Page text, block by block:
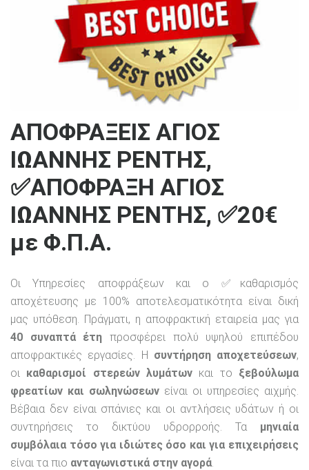
ΑΠΟΦΡΑΞΕΙΣ ΑΓΙΟΣ
ΙΩΑΝΝΗΣ ΡΕΝΤΗΣ,
✅ΑΠΟΦΡΑΞΗ ΑΓΙΟΣ
ΙΩΑΝΝΗΣ ΡΕΝΤΗΣ, ✅20€
με Φ.Π.Α.
Οι Υπηρεσίες αποφράξεων και ο ✅καθαρισμός
αποχέτευσης με 100% αποτελεσματικότητα είναι δική
μας υπόθεση. Πράγματι, η αποφρακτική εταιρεία μας για
40 συναπτά έτη προσφέρει πολύ υψηλού επιπέδου
αποφρακτικές εργασίες. Η συντήρηση αποχετεύσεων,
οι καθαρισμοί στερεών λυμάτων και το ξεβούλωμα
φρεατίων και σωληνώσεων είναι οι υπηρεσίες αιχμής.
Βέβαια δεν είναι σπάνιες και οι αντλήσεις υδάτων ή οι
συντηρήσεις το δικτύου υδρορροής. Τα μηνιαία
συμβόλαια τόσο για ιδιώτες όσο και για επιχειρήσεις
είναι τα πιο ανταγωνιστικά στην αγορά.